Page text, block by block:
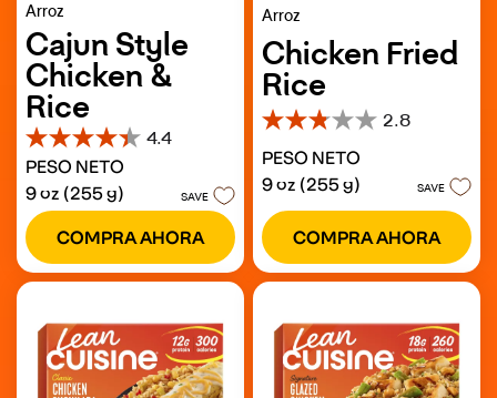
Arroz
Cajun Style
Chicken &
Rice
4.4
4.4
de
5
estrellas.
66
reseñas
PESO NETO
9 oz (255 g)
SAVE
COMPRA AHORA
Arroz
Chicken Fried
Rice
2.8
2.8
de
5
estrellas.
154
reseñas
PESO NETO
9 oz (255 g)
SAVE
COMPRA AHORA